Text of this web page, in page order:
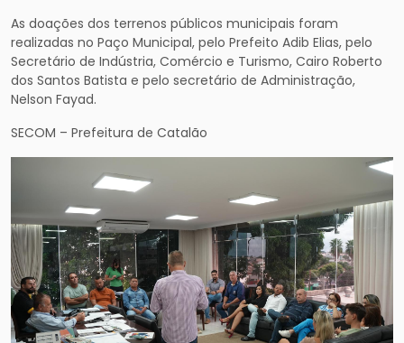
As doações dos terrenos públicos municipais foram
realizadas no Paço Municipal, pelo Prefeito Adib Elias, pelo
Secretário de Indústria, Comércio e Turismo, Cairo Roberto
dos Santos Batista e pelo secretário de Administração,
Nelson Fayad.
SECOM – Prefeitura de Catalão